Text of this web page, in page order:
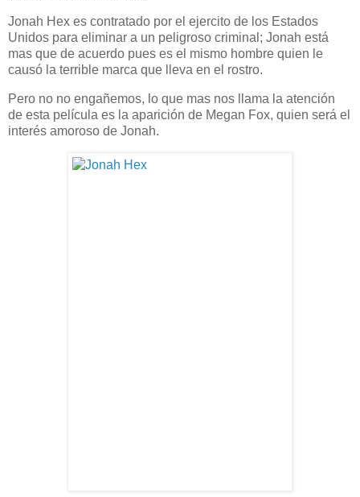
Jonah Hex es contratado por el ejercito de los Estados
Unidos para eliminar a un peligroso criminal; Jonah está
mas que de acuerdo pues es el mismo hombre quien le
causó la terrible marca que lleva en el rostro.
Pero no no engañemos, lo que mas nos llama la atención
de esta película es la aparición de Megan Fox, quien será el
interés amoroso de Jonah.